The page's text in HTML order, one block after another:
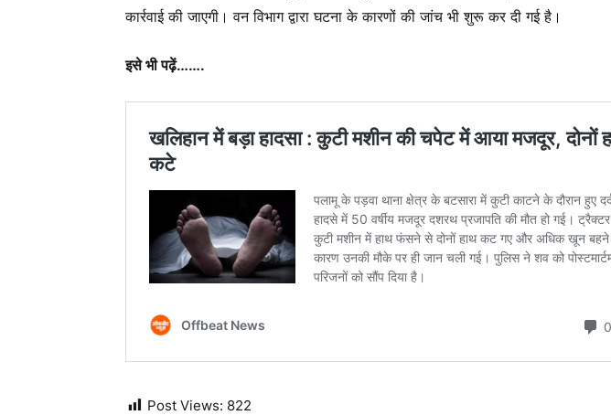
कार्रवाई की जाएगी। वन विभाग द्वारा घटना के कारणों की जांच भी शुरू कर दी गई है।
इसे भी पढ़ें…….
Post Views: 822